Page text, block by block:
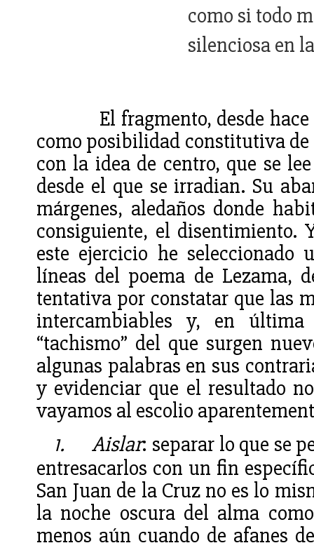
como si todo
silenciosa en
El fragmento, desde
como posibilidad constitutiva
con la idea de centro, que se
desde el que se irradian. Su
márgenes, aledaños donde
consiguiente, el disentimiento.
este ejercicio he seleccionado
líneas del poema de Lezama,
tentativa por constatar que las
intercambiables y, en
“tachismo” del que surgen
algunas palabras en sus
y evidenciar que el resultado
vayamos al escolio
1.
Aislar: separar lo que se
entresacarlos con un fin
San Juan de la Cruz no es lo
la noche oscura del alma
menos aún cuando de afanes